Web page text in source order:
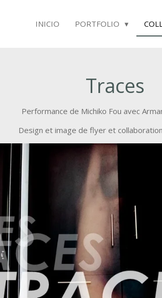
INICIO PORTFOLIO
Traces
Performance de Michiko Fou avec
Design et image de flyer et